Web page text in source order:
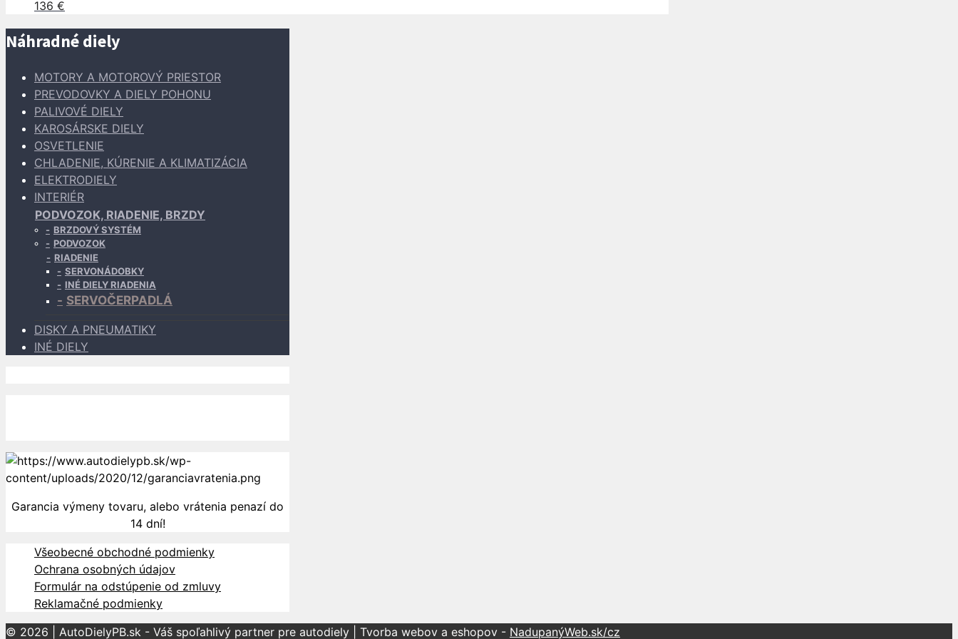
136 €
Náhradné diely
MOTORY A MOTOROVÝ PRIESTOR
PREVODOVKY A DIELY POHONU
PALIVOVÉ DIELY
KAROSÁRSKE DIELY
OSVETLENIE
CHLADENIE, KÚRENIE A KLIMATIZÁCIA
ELEKTRODIELY
INTERIÉR
PODVOZOK, RIADENIE, BRZDY
BRZDOVÝ SYSTÉM
PODVOZOK
RIADENIE
SERVONÁDOBKY
INÉ DIELY RIADENIA
SERVOČERPADLÁ
DISKY A PNEUMATIKY
INÉ DIELY
Garancia výmeny tovaru, alebo vrátenia penazí do
14 dní!
Všeobecné obchodné podmienky
Ochrana osobných údajov
Formulár na odstúpenie od zmluvy
Reklamačné podmienky
© 2026 | AutoDielyPB.sk - Váš spoľahlivý partner pre autodiely | Tvorba webov a eshopov - NadupanýWeb.sk/cz